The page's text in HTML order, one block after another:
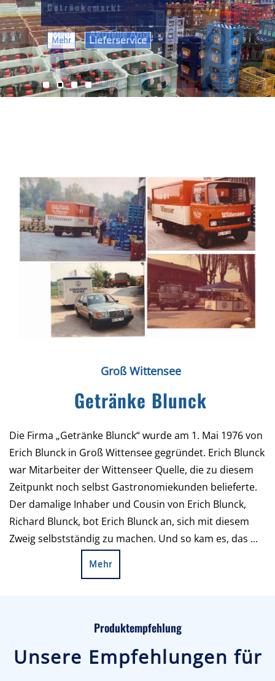
Getränke Großhandel
Mehr Lieferservice
Groß Wittensee
Getränke Blunck
Die Firma „Getränke Blunck“ wurde am 1. Mai 1976 von
Erich Blunck in Groß Wittensee gegründet. Erich Blunck
war Mitarbeiter der Wittenseer Quelle, die zu diesem
Zeitpunkt noch selbst Gastronomiekunden belieferte.
Der damalige Inhaber und Cousin von Erich Blunck,
Richard Blunck, bot Erich Blunck an, sich mit diesem
Zweig selbstständig zu machen. Und so kam es, das ...
Mehr
Produktempfehlung
Unsere Empfehlungen für